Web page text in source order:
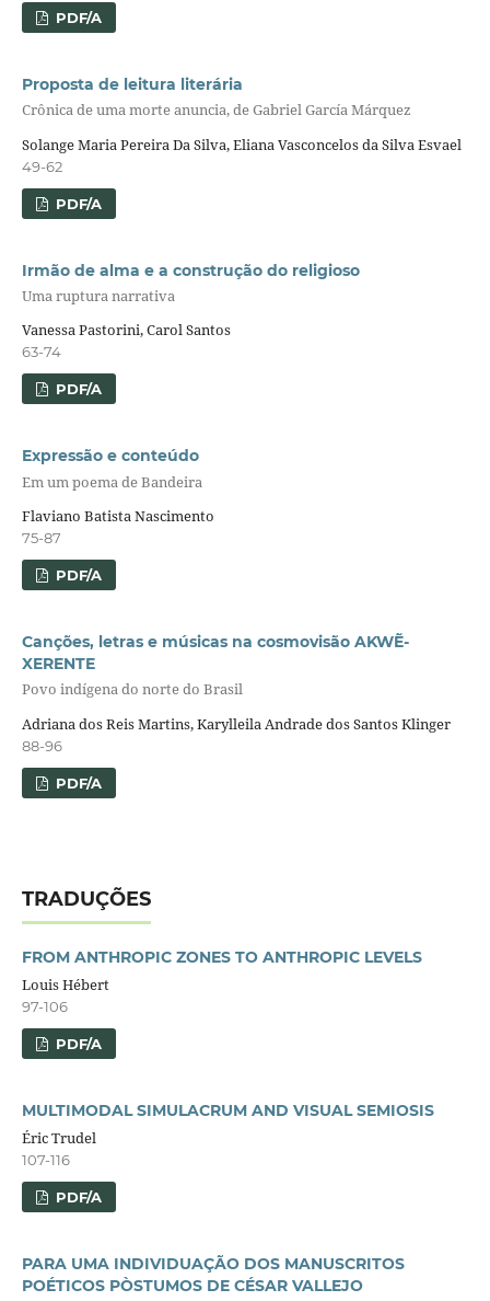
PDF/A
Proposta de leitura literária
Crônica de uma morte anuncia, de Gabriel García Márquez
Solange Maria Pereira Da Silva, Eliana Vasconcelos da Silva Esvael
49-62
PDF/A
Irmão de alma e a construção do religioso
Uma ruptura narrativa
Vanessa Pastorini, Carol Santos
63-74
PDF/A
Expressão e conteúdo
Em um poema de Bandeira
Flaviano Batista Nascimento
75-87
PDF/A
Canções, letras e músicas na cosmovisão AKWẼ-
XERENTE
Povo indígena do norte do Brasil
Adriana dos Reis Martins, Karylleila Andrade dos Santos Klinger
88-96
PDF/A
TRADUÇÕES
FROM ANTHROPIC ZONES TO ANTHROPIC LEVELS
Louis Hébert
97-106
PDF/A
MULTIMODAL SIMULACRUM AND VISUAL SEMIOSIS
Éric Trudel
107-116
PDF/A
PARA UMA INDIVIDUAÇÃO DOS MANUSCRITOS
POÉTICOS PÒSTUMOS DE CÉSAR VALLEJO